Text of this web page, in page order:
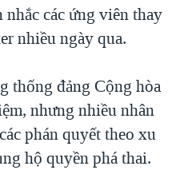
NAM
VIỆT NAM
TRỘM HẢI SÂM
TỪ NÔNG THÔN MỸ
các ứng viên thay
nhiều ngày qua.
thống đảng Cộng hòa
nhưng nhiều nhân
phán quyết theo xu
hộ quyền phá thai.